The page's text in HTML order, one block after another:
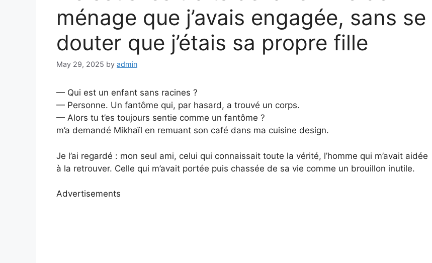
ménage que j’avais engagée, sans se
douter que j’étais sa propre fille
May 29, 2025 by admin
— Qui est un enfant sans racines ?
— Personne. Un fantôme qui, par hasard, a trouvé un corps.
— Alors tu t’es toujours sentie comme un fantôme ?
m’a demandé Mikhaïl en remuant son café dans ma cuisine design.
Je l’ai regardé : mon seul ami, celui qui connaissait toute la vérité, l’homme qui m’avait aidée
à la retrouver. Celle qui m’avait portée puis chassée de sa vie comme un brouillon inutile.
Advertisements